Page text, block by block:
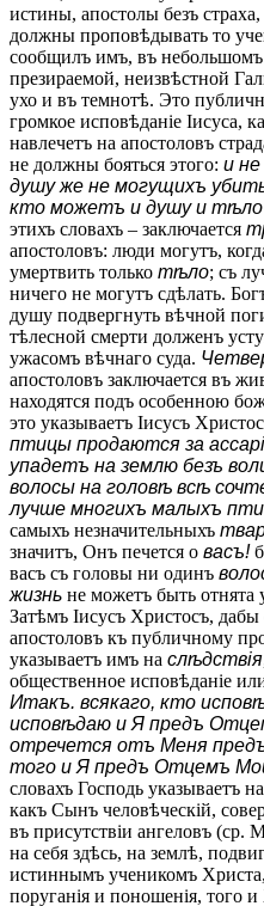
истины, апостолы безъ
должны проповѣдывать то
сообщилъ имъ, въ
презираемой, неизвѣстной
ухо и въ темнотѣ. Это
громкое исповѣданіе Іисуса,
навлечетъ на апостоловъ
не должны бояться этого: и
душу же не могущихъ
кто можетъ и душу и тѣло
этихъ словахъ – заключается
апостоловъ: люди могутъ,
умертвить только тѣло; съ
ничего не могутъ сдѣлать.
душу подвергнуть вѣчной
тѣлесной смерти долженъ
ужасомъ вѣчнаго суда.
апостоловъ заключается въ
находятся подъ особенною
это указываетъ Іисусъ
птицы продаются за
упадетъ на землю безъ
волосы на головѣ всѣ
лучше многихъ малыхъ
самыхъ незначительныхъ
значитъ, Онъ печется о васъ!
васъ съ головы ни одинъ
жизнь не можетъ быть отнята
Затѣмъ Іисусъ Христосъ,
апостоловъ къ публичному
указываетъ имъ на слѣдствія
общественное исповѣданіе
Итакъ. всякаго, кто
исповѣдаю и Я предъ
отречется отъ Меня
того и Я предъ Отцемъ
словахъ Господь указываетъ
какъ Сынъ человѣческій,
въ присутствіи ангеловъ (ср.
на себя здѣсь, на землѣ,
истиннымъ ученикомъ
поруганія и поношенія, того